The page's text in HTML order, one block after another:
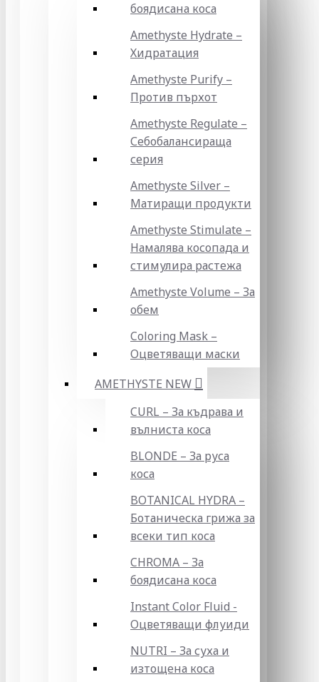
боядисана коса
Amethyste Hydrate –
Хидратация
Amethyste Purify –
Против пърхот
Amethyste Regulate –
Себобалансираща
серия
Amethyste Silver –
Матиращи продукти
Amethyste Stimulate –
Намалява косопада и
стимулира растежа
Amethyste Volume – За
обем
Coloring Mask –
Оцветяващи маски
AMETHYSTE NEW
CURL – За къдрава и
вълниста коса
BLONDE – За руса
коса
BOTANICAL HYDRA –
Ботаническа грижа за
всеки тип коса
CHROMA – За
боядисана коса
Instant Color Fluid -
Оцветяващи флуиди
NUTRI – За суха и
изтощена коса